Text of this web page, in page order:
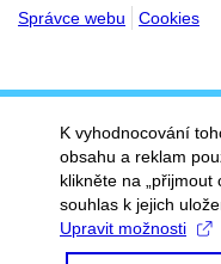
Správce webu
Cookies
K vyhodnocování
obsahu a reklam
klikněte na
souhlas k jejich
Upravit možnosti